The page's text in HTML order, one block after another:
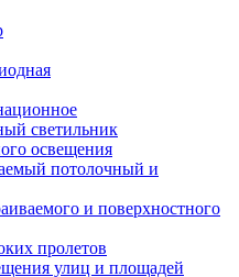
светильник
освещения
потолочный и
и поверхностного
пролетов
улиц и площадей